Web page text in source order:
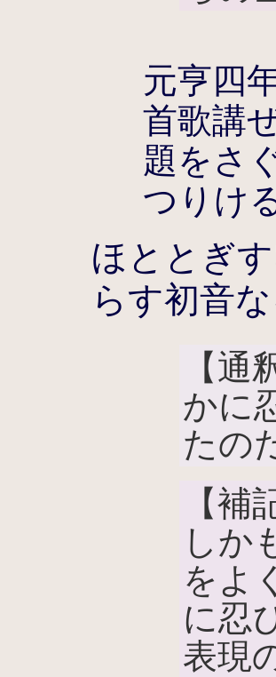
元亨四
首歌講
題をさ
つりけ
ほととぎ
らす初音
【
かに
たの
【
しか
をよ
に忍
表現